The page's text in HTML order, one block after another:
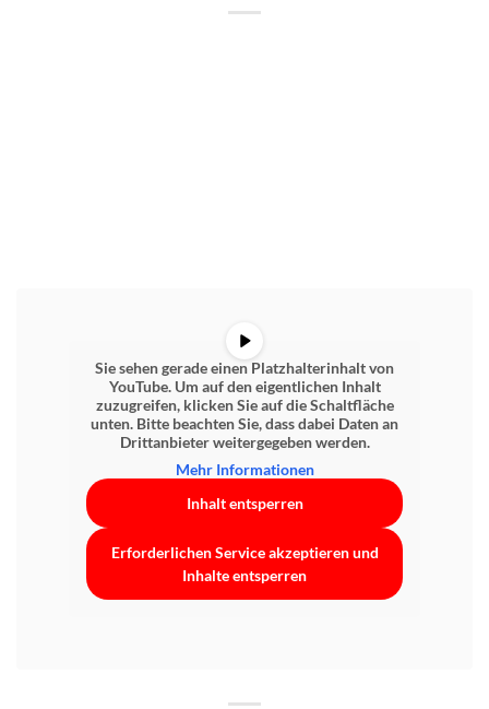
Sie sehen gerade einen Platzhalterinhalt von
YouTube. Um auf den eigentlichen Inhalt
zuzugreifen, klicken Sie auf die Schaltfläche
unten. Bitte beachten Sie, dass dabei Daten an
Drittanbieter weitergegeben werden.
Mehr Informationen
Inhalt entsperren
Erforderlichen Service akzeptieren und
Inhalte entsperren